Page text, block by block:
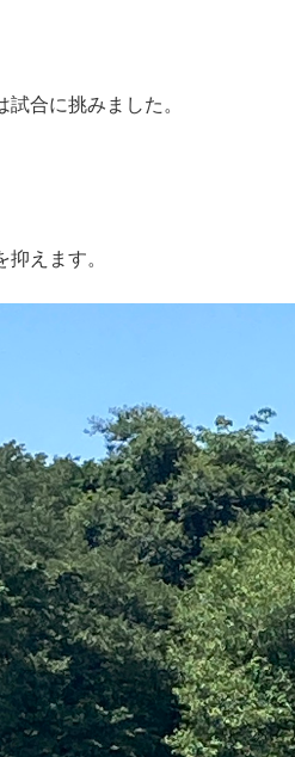
合に挑みました。
えます。